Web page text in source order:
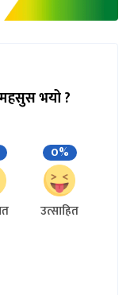
भयो ?
0%
उत्साहित